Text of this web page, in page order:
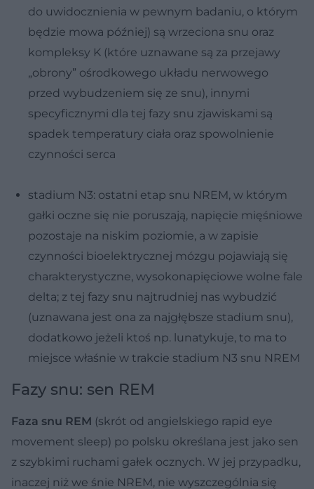
do uwidocznienia w pewnym badaniu, o którym
będzie mowa później) są wrzeciona snu oraz
kompleksy K (które uznawane są za przejawy
„obrony” ośrodkowego układu nerwowego
przed wybudzeniem się ze snu), innymi
specyficznymi dla tej fazy snu zjawiskami są
spadek temperatury ciała oraz spowolnienie
czynności serca
stadium N3: ostatni etap snu NREM, w którym
gałki oczne się nie poruszają, napięcie mięśniowe
pozostaje na niskim poziomie, a w zapisie
czynności bioelektrycznej mózgu pojawiają się
charakterystyczne, wysokonapięciowe wolne fale
delta; z tej fazy snu najtrudniej nas wybudzić
(uznawana jest ona za najgłębsze stadium snu),
dodatkowo jeżeli ktoś np. lunatykuje, to ma to
miejsce właśnie w trakcie stadium N3 snu NREM
Fazy snu: sen REM
Faza snu REM (skrót od angielskiego rapid eye
movement sleep) po polsku określana jest jako sen
z szybkimi ruchami gałek ocznych. W jej przypadku,
inaczej niż we śnie NREM, nie wyszczególnia się